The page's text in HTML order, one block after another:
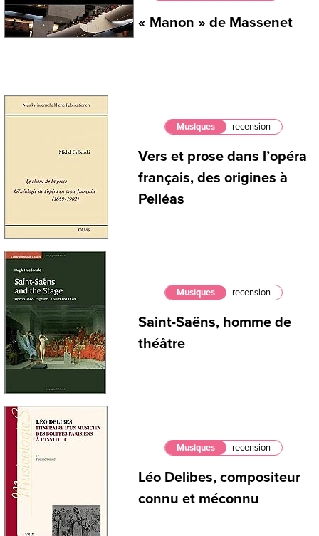
« Manon » de Massenet
Musiques recension
Vers et prose dans l’opéra
français, des origines à
Pelléas
Musiques recension
Saint-Saëns, homme de
théâtre
Musiques recension
Léo Delibes, compositeur
connu et méconnu